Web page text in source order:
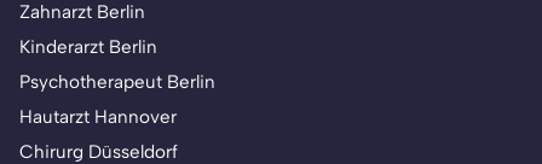
Zahnarzt Berlin
Kinderarzt Berlin
Psychotherapeut Berlin
Hautarzt Hannover
Chirurg Düsseldorf